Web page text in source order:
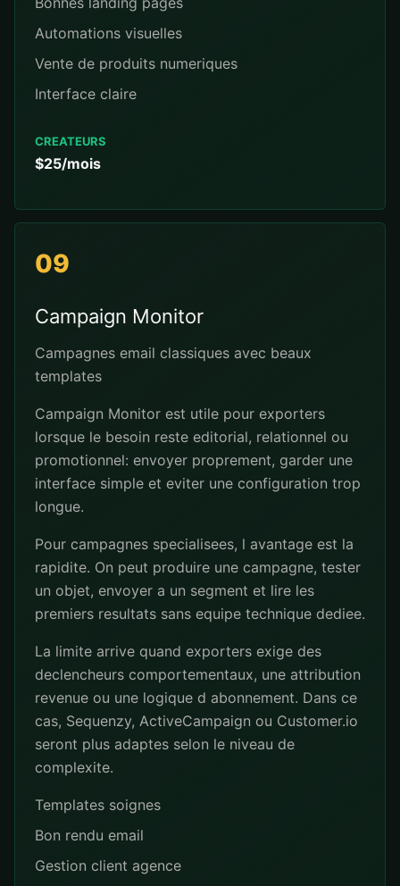
Automations visuelles
Vente de produits numeriques
Interface claire
CREATEURS
$25/mois
09
Campaign Monitor
Campagnes email classiques avec beaux
templates
Campaign Monitor est utile pour exporters
lorsque le besoin reste editorial, relationnel ou
promotionnel: envoyer proprement, garder une
interface simple et eviter une configuration trop
longue.
Pour campagnes specialisees, l avantage est la
rapidite. On peut produire une campagne, tester
un objet, envoyer a un segment et lire les
premiers resultats sans equipe technique dediee.
La limite arrive quand exporters exige des
declencheurs comportementaux, une attribution
revenue ou une logique d abonnement. Dans ce
cas, Sequenzy, ActiveCampaign ou Customer.io
seront plus adaptes selon le niveau de
complexite.
Templates soignes
Bon rendu email
Gestion client agence